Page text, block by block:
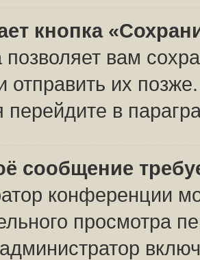
кнопка
позволяет вам
отправить их
в
сообщение
конференции
просмотра